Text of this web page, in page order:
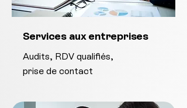
Services aux entreprises
Audits, RDV qualifiés,
prise de contact